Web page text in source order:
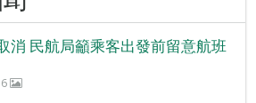
消 民航局籲乘客出發前留意航班